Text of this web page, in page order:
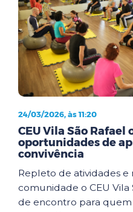
24/03/2026, às 11:20
CEU Vila São Rafael
oportunidades de
convivência
Repleto de atividades e
comunidade o CEU
de encontro para